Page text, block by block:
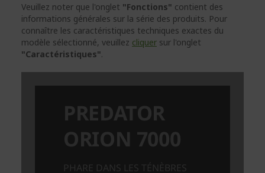
Veuillez noter que l'onglet "Fonctions" contient des
informations générales sur la série des produits. Pour
connaître les caractéristiques techniques exactes du
modèle sélectionné, veuillez cliquer sur l'onglet
"Caractéristiques".